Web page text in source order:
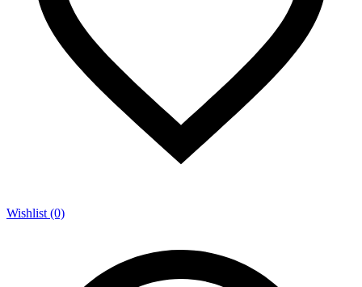
Wishlist (0)